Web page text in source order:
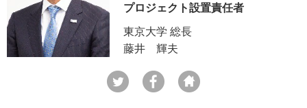
プロジェクト設置責任者
東京大学 総長
藤井 輝夫